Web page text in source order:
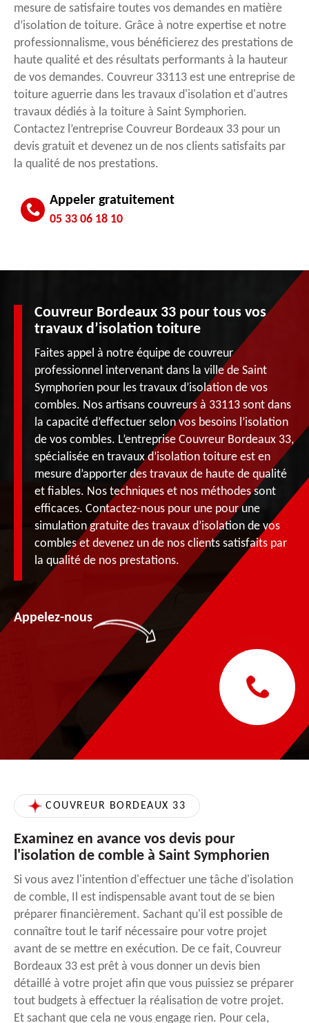
mesure de satisfaire toutes vos demandes en matière
d’isolation de toiture. Grâce à notre expertise et notre
professionnalisme, vous bénéficierez des prestations de
haute qualité et des résultats performants à la hauteur
de vos demandes. Couvreur 33113 est une entreprise de
toiture aguerrie dans les travaux d'isolation et d'autres
travaux dédiés à la toiture à Saint Symphorien.
Contactez l’entreprise Couvreur Bordeaux 33 pour un
devis gratuit et devenez un de nos clients satisfaits par
la qualité de nos prestations.
Appeler gratuitement
05 33 06 18 10
Couvreur Bordeaux 33 pour tous vos
travaux d’isolation toiture
Faites appel à notre équipe de couvreur
professionnel intervenant dans la ville de Saint
Symphorien pour les travaux d’isolation de vos
combles. Nos artisans couvreurs à 33113 sont dans
la capacité d’effectuer selon vos besoins l’isolation
de vos combles. L’entreprise Couvreur Bordeaux 33,
spécialisée en travaux d’isolation toiture est en
mesure d’apporter des travaux de haute de qualité
et fiables. Nos techniques et nos méthodes sont
efficaces. Contactez-nous pour une pour une
simulation gratuite des travaux d’isolation de vos
combles et devenez un de nos clients satisfaits par
la qualité de nos prestations.
Appelez-nous
COUVREUR BORDEAUX 33
Examinez en avance vos devis pour
l'isolation de comble à Saint Symphorien
Si vous avez l'intention d'effectuer une tâche d'isolation
de comble, Il est indispensable avant tout de se bien
préparer financièrement. Sachant qu'il est possible de
connaître tout le tarif nécessaire pour votre projet
avant de se mettre en exécution. De ce fait, Couvreur
Bordeaux 33 est prêt à vous donner un devis bien
détaillé à votre projet afin que vous puissiez se préparer
tout budgets à effectuer la réalisation de votre projet.
Et sachant que cela ne vous engage rien. Pour cela,